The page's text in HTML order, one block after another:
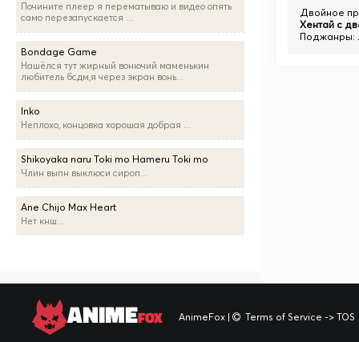
Двойное
Хентай с
Поджанры:
Почините плеер я перематываю и видео опять
само перезапускается ...
Bondage Game
Нашёлся тут жирный вонючий маменькин
любитель бсдм,я через экран вонь...
Inko
Неплохо, концовка хорошая добрая ...
Shikoyaka naru Toki mo Hameru Toki mo
Члин выпн выклюси сироп...
Ane Chijo Max Heart
Нет кнш...
ANIMEFOX AnimeFox | Terms of Service -> TOS